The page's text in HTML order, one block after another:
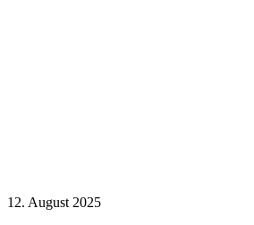
12. August 2025